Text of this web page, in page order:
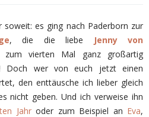
es ging nach Paderborn zur
, die die liebe
Jenny von
zum vierten Mal ganz großartig
Doch wer von euch jetzt einen
den enttäusche ich lieber gleich
nicht geben. Und ich verweise ihn
Jahr oder zum Beispiel an Eva,